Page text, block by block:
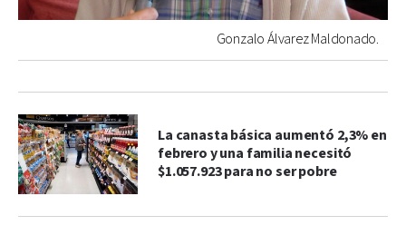
Gonzalo Álvarez Maldonado.
La canasta básica aumentó 2,3% en
febrero y una familia necesitó
$1.057.923 para no ser pobre